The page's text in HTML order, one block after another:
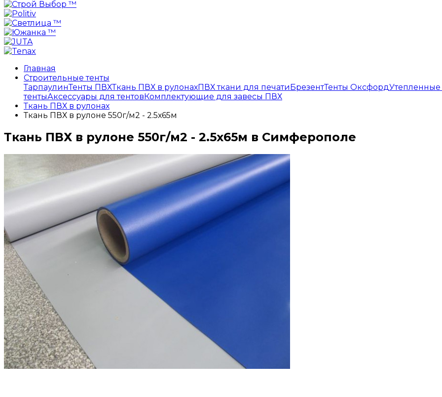
Главная
Строительные тенты
ТарпаулинТенты ПВХТкань ПВХ в рулонахПВХ ткани для печатиБрезентТенты ОксфордУтепленные
тентыАксессуары для тентовКомплектующие для завесы ПВХ
Ткань ПВХ в рулонах
Ткань ПВХ в рулоне 550г/м2 - 2.5х65м
Ткань ПВХ в рулоне 550г/м2 - 2.5х65м в Симферополе